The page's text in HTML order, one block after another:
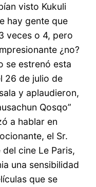
visto Kukuli
hay gente que
veces o 4, pero
¿no?
se estrenó esta
26 de julio de
y aplaudieron,
Qosqo”
a hablar en
el Sr.
cine Le Paris,
una sensibilidad
que se